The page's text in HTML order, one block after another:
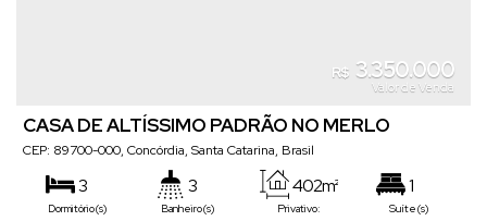
R$ 3.350.000
Valor de Venda
CASA DE ALTÍSSIMO PADRÃO NO MERLO
CEP: 89700-000, Concórdia, Santa Catarina, Brasil
3
Dormitório(s)
3
Banheiro(s) Privativo:
402m² 1
Suíte(s)